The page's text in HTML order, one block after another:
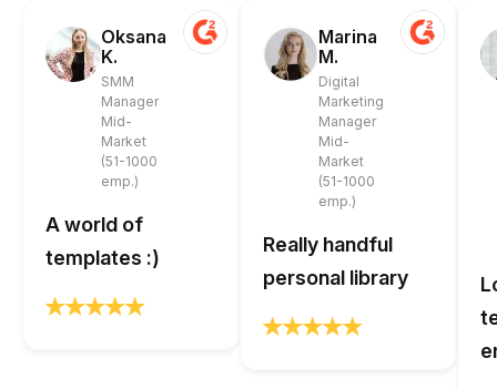
Oksana
K.
SMM
Manager
Mid-
Market
(51-1000
emp.)
A world of
templates :)
Marina
M.
Digital
Marketing
Manager
Mid-
Market
(51-1000
emp.)
Really handful
personal library